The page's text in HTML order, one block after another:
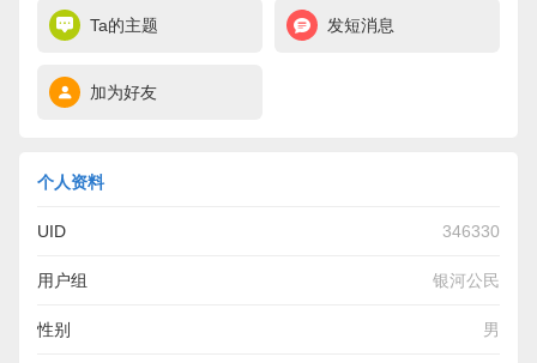
Ta的主题 发短消息
加为好友
个人资料
UID 346330
用户组 银河公民
性别 男